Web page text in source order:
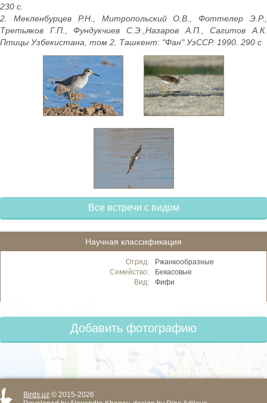
230 с.
2. Мекленбурцев Р.Н., Митропольский О.В., Фоттелер Э.Р.,
Третьяков Г.П., Фундукчиев С.Э.,Назаров А.П., Сагитов А.К.
Птицы Узбекистана, том 2. Ташкент: "Фан" УзССР. 1990. 290 с
Все встречи с видом
Научная классификация
Отряд:
Ржанкообразные
Семейство:
Бекасовые
Вид:
Фифи
Добавить фотографию
Birds.uz © 2015-2026